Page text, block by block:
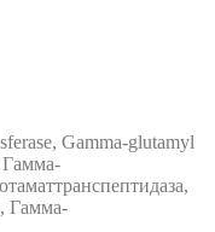
Gamma-glutamyl
Гамма-
Гамма-